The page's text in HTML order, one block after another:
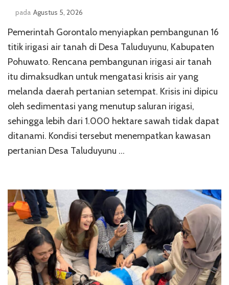
pada Agustus 5, 2026
Pemerintah Gorontalo menyiapkan pembangunan 16
titik irigasi air tanah di Desa Taluduyunu, Kabupaten
Pohuwato. Rencana pembangunan irigasi air tanah
itu dimaksudkan untuk mengatasi krisis air yang
melanda daerah pertanian setempat. Krisis ini dipicu
oleh sedimentasi yang menutup saluran irigasi,
sehingga lebih dari 1.000 hektare sawah tidak dapat
ditanami. Kondisi tersebut menempatkan kawasan
pertanian Desa Taluduyunu …